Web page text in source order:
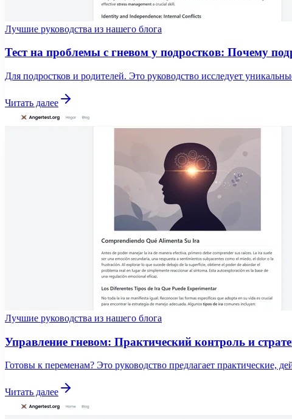
Лучшие руководства из нашего блога
Тест на проблемы с гневом у подростков: Почему
Для подростков и родителей. Это руководство исследует
Читать далее
Лучшие руководства из нашего блога
Управление гневом: Практический контроль и
Готовы к переменам? Это руководство предлагает практические,
Читать далее